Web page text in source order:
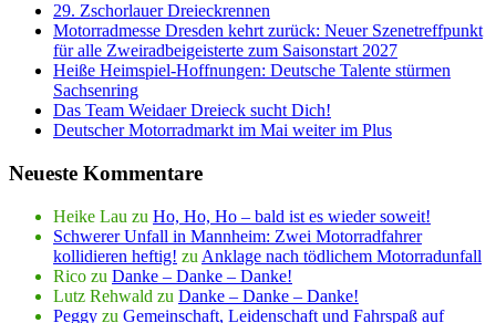
29. Zschorlauer Dreieckrennen
Motorradmesse Dresden kehrt zurück: Neuer Szenetreffpunkt
für alle Zweiradbeigeisterte zum Saisonstart 2027
Heiße Heimspiel-Hoffnungen: Deutsche Talente stürmen
Sachsenring
Das Team Weidaer Dreieck sucht Dich!
Deutscher Motorradmarkt im Mai weiter im Plus
Neueste Kommentare
Heike Lau zu Ho, Ho, Ho – bald ist es wieder soweit!
Schwerer Unfall in Mannheim: Zwei Motorradfahrer
kollidieren heftig! zu Anklage nach tödlichem Motorradunfall
Rico zu Danke – Danke – Danke!
Lutz Rehwald zu Danke – Danke – Danke!
Peggy zu Gemeinschaft, Leidenschaft und Fahrspaß auf